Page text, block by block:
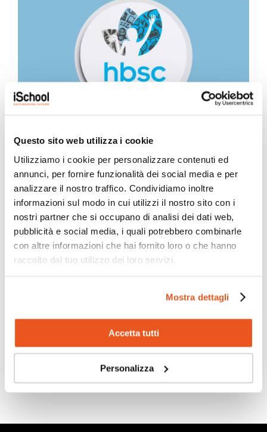
Questo sito web utilizza i cookie
Utilizziamo i cookie per personalizzare contenuti ed
annunci, per fornire funzionalità dei social media e per
analizzare il nostro traffico. Condividiamo inoltre
informazioni sul modo in cui utilizzi il nostro sito con i
nostri partner che si occupano di analisi dei dati web,
pubblicità e social media, i quali potrebbero combinarle
con altre informazioni che hai fornito loro o che hanno
raccolto dal tuo utilizzo dei loro servizi.
Mostra dettagli
Accetta tutti
Personalizza
iSchool ha partecipato all’indagine
nazionale HBSC 2025/2026
25 Maggio 2026
Quest’anno il nostro Istituto ha preso parte al progetto
“HBSC – Health Behaviour in School-aged...